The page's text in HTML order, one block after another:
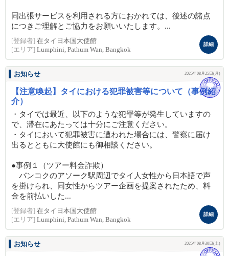
同出張サービスを利用される方におかれては、後述の諸点
につきご理解とご協力をお願いいたします。...
[登録者] 在タイ日本国大使館
[エリア] Lumphini, Pathum Wan, Bangkok
詳細
お知らせ 2025年08月25日(月)
【注意喚起】タイにおける犯罪被害等について（事例紹
介）
・タイでは最近、以下のような犯罪等が発生していますの
で、滞在にあたっては十分にご注意ください。
・タイにおいて犯罪被害に遭われた場合には、警察に届け
出るとともに大使館にも御相談ください。
●事例１（ツアー料金詐欺）
バンコクのアソーク駅周辺でタイ人女性から日本語で声
を掛けられ、同女性からツアー企画を提案されたため、料
金を前払いした...
[登録者] 在タイ日本国大使館
[エリア] Lumphini, Pathum Wan, Bangkok
詳細
お知らせ 2025年08月30日(土)